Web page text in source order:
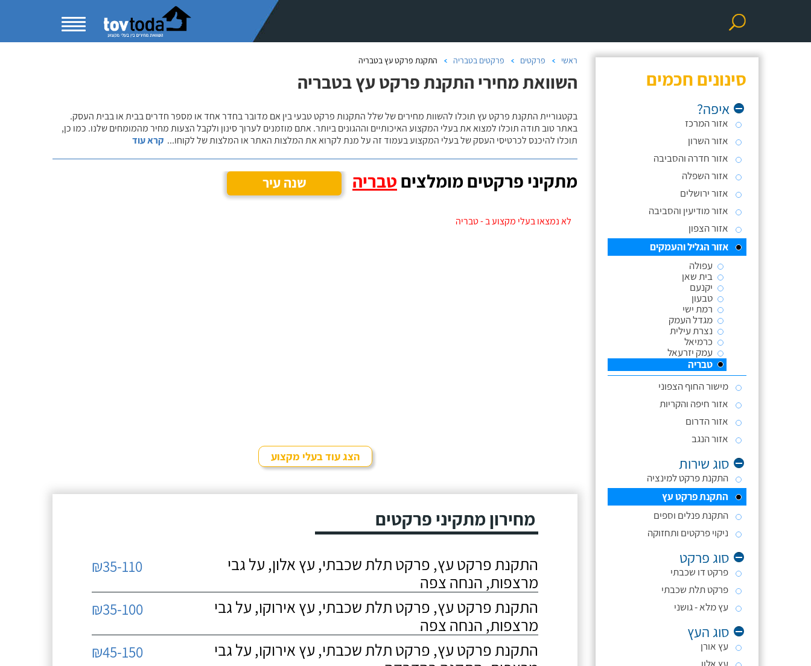
סינונים חכמים
איפה?
אזור המרכז
אזור השרון
אזור חדרה והסביבה
אזור השפלה
אזור ירושלים
אזור מודיעין והסביבה
אזור הצפון
אזור הגליל והעמקים
עפולה
בית שאן
יקנעם
טבעון
רמת ישי
מגדל העמק
נצרת עילית
כרמיאל
עמק יזרעאל
טבריה
מישור החוף הצפוני
אזור חיפה והקריות
אזור הדרום
אזור הנגב
סוג שירות
התקנת פרקט למינציה
התקנת פרקט עץ
התקנת פנלים וספים
ניקוי פרקטים ותחזוקה
סוג פרקט
פרקט דו שכבתי
פרקט תלת שכבתי
עץ מלא - גושני
סוג העץ
עץ אורן
ראשי פרקטים פרקטים בטבריה התקנת פרקט עץ בטבריה
השוואת מחירי התקנת פרקט עץ בטבריה
בקטגוריית התקנת פרקט עץ תוכלו להשוות מחירים של שלל התקנות פרקט טבעי בין אם מדובר בחדר אחד או מספר חדרים בבית או בבית העסק.
באתר טוב תודה תוכלו למצוא את בעלי המקצוע האיכותיים וההגונים ביותר. אתם מוזמנים לערוך סינון ולקבל הצעות מחיר מהמומחים שלנו. כמו כן,
תוכלו להיכנס לכרטיסי העסק של בעלי המקצוע בעמוד זה על מנת לקרוא את המלצות האתר או המלצות של לקוחו... קרא עוד
מתקיני פרקטים מומלצים טבריה שנה עיר
לא נמצאו בעלי מקצוע ב - טבריה
הצג עוד בעלי מקצוע
מחירון מתקיני פרקטים
התקנת פרקט עץ, פרקט תלת שכבתי, עץ אלון, על גבי
מרצפות, הנחה צפה
₪35-110
התקנת פרקט עץ, פרקט תלת שכבתי, עץ אירוקו, על גבי
מרצפות, הנחה צפה
₪35-100
התקנת פרקט עץ, פרקט תלת שכבתי, עץ אירוקו, על גבי
₪45-150